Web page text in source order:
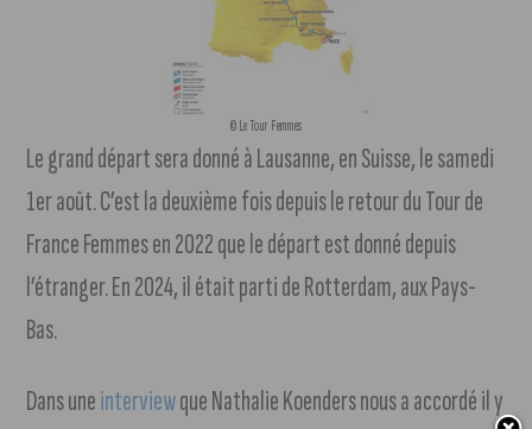
© Le Tour Femmes
Le grand départ sera donné à Lausanne, en Suisse, le samedi
1er août. C’est la deuxième fois depuis le retour du Tour de
France Femmes en 2022 que le départ est donné depuis
l’étranger. En 2024, il était parti de Rotterdam, aux Pays-
Bas.
Dans uneinterviewque Nathalie Koenders nous a accordé il y